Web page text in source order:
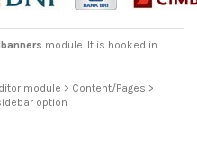
module. It is hooked in
module > Content/Pages >
option